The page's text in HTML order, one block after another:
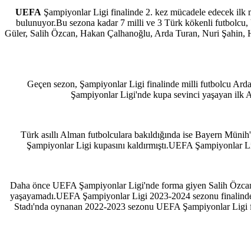
UEFA Şampiyonlar Ligi finalinde 2. kez mücadele edecek ilk
bulunuyor.Bu sezona kadar 7 milli ve 3 Türk kökenli
Güler, Salih Özcan, Hakan Çalhanoğlu, Arda Turan, Nuri Şahin,
Geçen sezon, Şampiyonlar Ligi finalinde milli futbolcu
Şampiyonlar Ligi'nde kupa sevinci yaşayan ilk
Türk asıllı Alman futbolculara bakıldığında ise Bayern
Şampiyonlar Ligi kupasını kaldırmıştı.UEFA Şampiyonlar
Daha önce UEFA Şampiyonlar Ligi'nde forma giyen Salih
yaşayamadı.UEFA Şampiyonlar Ligi 2023-2024 sezonu
Stadı'nda oynanan 2022-2023 sezonu UEFA Şampiyonlar